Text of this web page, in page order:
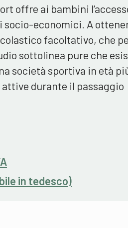
offre ai bambini
economici. A
facoltativo, che
sottolinea pure che
società sportiva in età
durante il passaggio
in tedesco)